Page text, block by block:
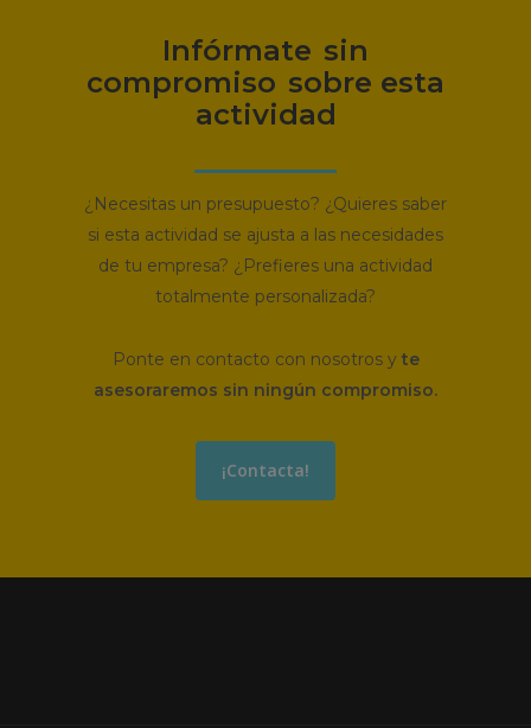
Infórmate sin
compromiso sobre esta
actividad
¿Necesitas un presupuesto? ¿Quieres saber
si esta actividad se ajusta a las necesidades
de tu empresa? ¿Prefieres una actividad
totalmente personalizada?
Ponte en contacto con nosotros y te
asesoraremos sin ningún compromiso.
¡Contacta!